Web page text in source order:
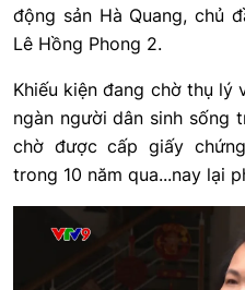
động sản Hà Quang, chủ
Lê Hồng Phong 2.
Khiếu kiện đang chờ thụ lý
ngàn người dân sinh sống
chờ được cấp giấy
trong 10 năm qua...nay lại